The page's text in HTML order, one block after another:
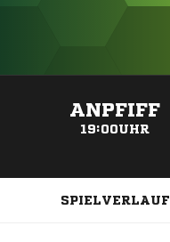
ANPFIFF
19:00UHR
SPIELVERLAUF